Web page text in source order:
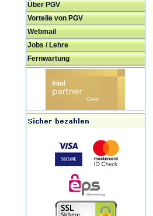
Über PGV
Vorteile von PGV
Webmail
Jobs / Lehre
Fernwartung